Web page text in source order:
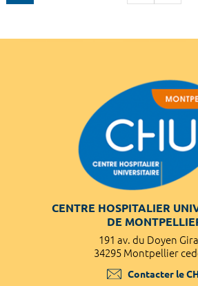
CENTRE HOSPITALIER
DE
191 av. du Doyen
34295 Montpellier
Contacter le